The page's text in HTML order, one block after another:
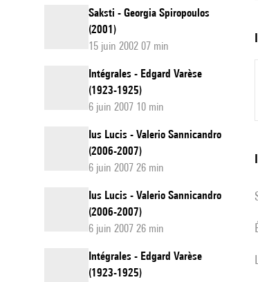
Saksti - Georgia Spiropoulos
(2001)
15 juin 2002 07 min
Intégrales - Edgard Varèse
(1923-1925)
6 juin 2007 10 min
Ius Lucis - Valerio Sannicandro
(2006-2007)
6 juin 2007 26 min
Ius Lucis - Valerio Sannicandro
(2006-2007)
6 juin 2007 26 min
Intégrales - Edgard Varèse
(1923-1925)